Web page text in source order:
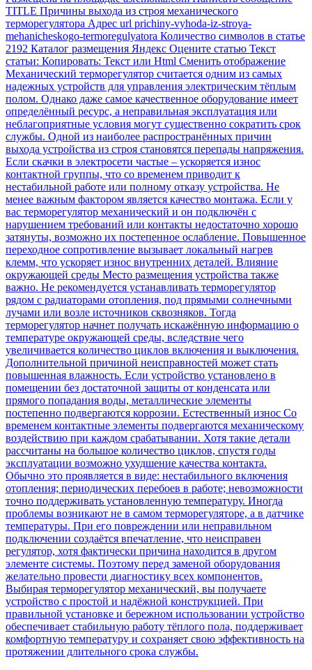
TITLE Причины выхода из строя механического
терморегулятора Адрес url prichiny-vyhoda-iz-stroya-
mehanicheskogo-termoregulyatora Количество символов в статье
2192 Каталог размещения Яндекс Оцените статью Текст
статьи: Копировать: Текст или Html Cменить отображение
Механический терморегулятор считается одним из самых
надежных устройств для управления электрическим тёплым
полом. Однако даже самое качественное оборудование имеет
определённый ресурс, а неправильная эксплуатация или
неблагоприятные условия могут существенно сократить срок
службы. Одной из наиболее распространённых причин
выхода устройства из строя становятся перепады напряжения.
Если скачки в электросети частые – ускоряется износ
контактной группы, что со временем приводит к
нестабильной работе или полному отказу устройства. Не
менее важным фактором является качество монтажа. Если у
вас терморегулятор механический и он подключён с
нарушением требований или контакты недостаточно хорошо
затянуты, возможно их постепенное ослабление. Повышенное
переходное сопротивление вызывает локальный нагрев
клемм, что ускоряет износ внутренних деталей. Влияние
окружающей среды Место размещения устройства также
важно. Не рекомендуется устанавливать терморегулятор
рядом с радиаторами отопления, под прямыми солнечными
лучами или возле источников сквозняков. Тогда
терморегулятор начнет получать искажённую информацию о
температуре окружающей среды, вследствие чего
увеличивается количество циклов включения и выключения.
Дополнительной причиной неисправностей может стать
повышенная влажность. Если устройство установлено в
помещении без достаточной защиты от конденсата или
прямого попадания воды, металлические элементы
постепенно подвергаются коррозии. Естественный износ Со
временем контактные элементы подвергаются механическому
воздействию при каждом срабатывании. Хотя такие детали
рассчитаны на большое количество циклов, спустя годы
эксплуатации возможно ухудшение качества контакта.
Обычно это проявляется в виде: нестабильного включения
отопления; периодических перебоев в работе; невозможности
точно поддерживать установленную температуру. Иногда
проблемы возникают не в самом терморегуляторе, а в датчике
температуры. При его повреждении или неправильном
подключении создаётся впечатление, что неисправен
регулятор, хотя фактически причина находится в другом
элементе системы. Поэтому перед заменой оборудования
желательно провести диагностику всех компонентов.
Выбирая терморегулятор механический, вы получаете
устройство с простой и надёжной конструкцией. При
правильной установке и бережном использовании устройство
обеспечивает стабильную работу тёплого пола, поддерживает
комфортную температуру и сохраняет свою эффективность на
протяжении длительного срока службы.